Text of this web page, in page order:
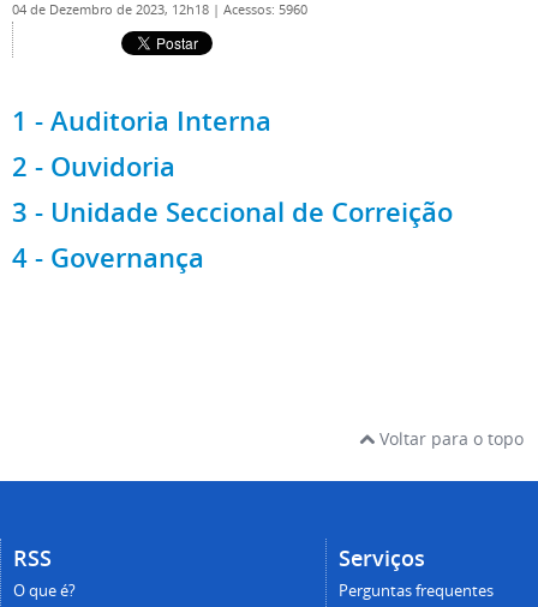
04 de Dezembro de 2023, 12h18 | Acessos: 5960
1 - Auditoria Interna
2 - Ouvidoria
3 - Unidade Seccional de Correição
4 - Governança
Voltar para o topo
Serviços
Perguntas frequentes
RSS
O que é?